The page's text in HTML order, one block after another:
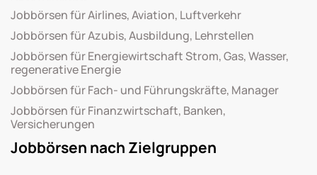
Jobbörsen für Airlines, Aviation, Luftverkehr
Jobbörsen für Azubis, Ausbildung, Lehrstellen
Jobbörsen für Energiewirtschaft Strom, Gas, Wasser,
regenerative Energie
Jobbörsen für Fach- und Führungskräfte, Manager
Jobbörsen für Finanzwirtschaft, Banken,
Versicherungen
Jobbörsen nach Zielgruppen